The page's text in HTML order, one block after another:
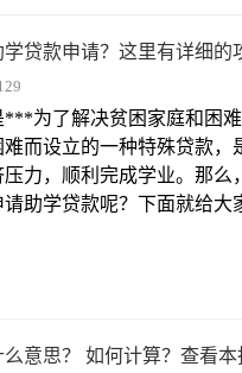
学贷款申请？这里有详细的
***为了解决贫困家庭和困
而设立的一种特殊贷款，
压力，顺利完成学业。那么
请助学贷款呢？下面就给大
意思？ 如何计算？查看